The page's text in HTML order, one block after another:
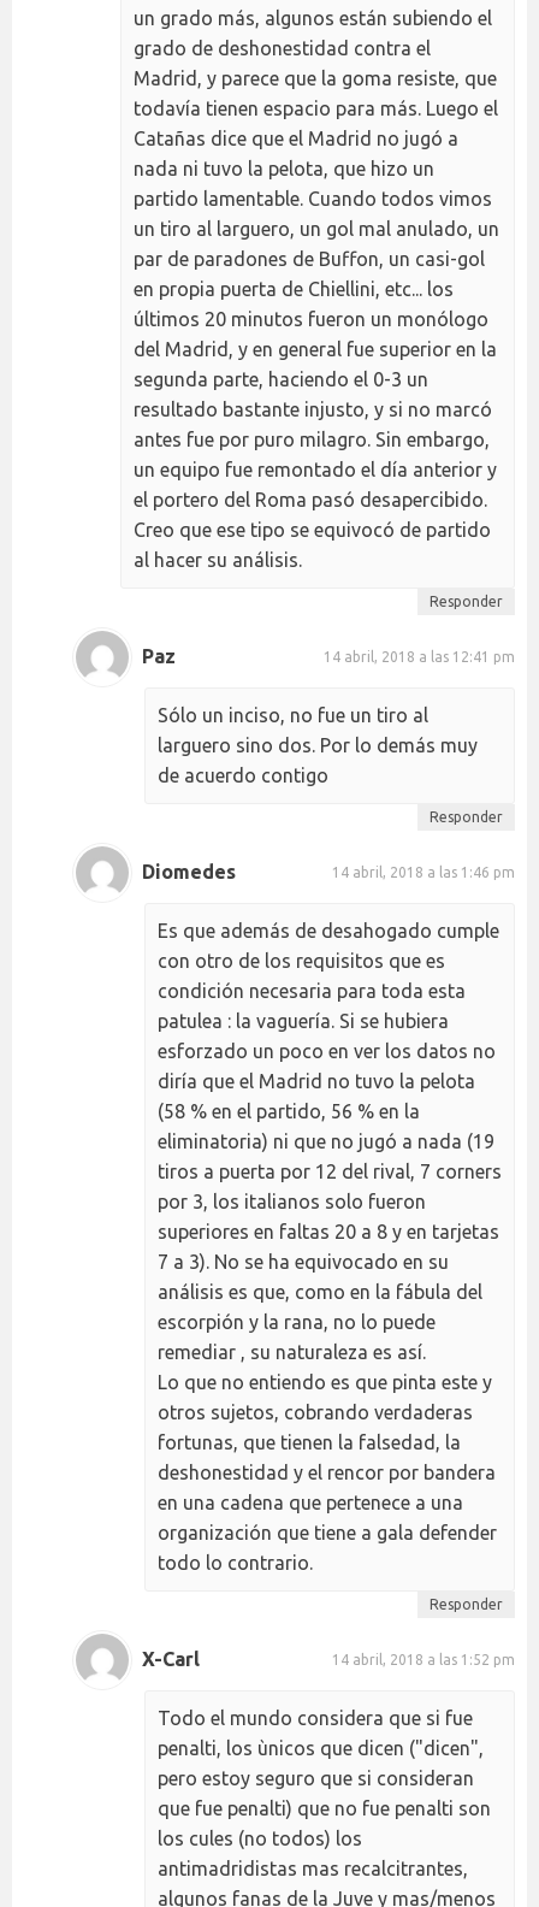
un grado más, algunos están subiendo el
grado de deshonestidad contra el
Madrid, y parece que la goma resiste, que
todavía tienen espacio para más. Luego el
Catañas dice que el Madrid no jugó a
nada ni tuvo la pelota, que hizo un
partido lamentable. Cuando todos vimos
un tiro al larguero, un gol mal anulado, un
par de paradones de Buffon, un casi-gol
en propia puerta de Chiellini, etc... los
últimos 20 minutos fueron un monólogo
del Madrid, y en general fue superior en la
segunda parte, haciendo el 0-3 un
resultado bastante injusto, y si no marcó
antes fue por puro milagro. Sin embargo,
un equipo fue remontado el día anterior y
el portero del Roma pasó desapercibido.
Creo que ese tipo se equivocó de partido
al hacer su análisis.
Responder
Paz 14 abril, 2018 a las 12:41 pm
Sólo un inciso, no fue un tiro al
larguero sino dos. Por lo demás muy
de acuerdo contigo
Responder
Diomedes 14 abril, 2018 a las 1:46 pm
Es que además de desahogado cumple
con otro de los requisitos que es
condición necesaria para toda esta
patulea : la vaguería. Si se hubiera
esforzado un poco en ver los datos no
diría que el Madrid no tuvo la pelota
(58 % en el partido, 56 % en la
eliminatoria) ni que no jugó a nada (19
tiros a puerta por 12 del rival, 7 corners
por 3, los italianos solo fueron
superiores en faltas 20 a 8 y en tarjetas
7 a 3). No se ha equivocado en su
análisis es que, como en la fábula del
escorpión y la rana, no lo puede
remediar , su naturaleza es así.
Lo que no entiendo es que pinta este y
otros sujetos, cobrando verdaderas
fortunas, que tienen la falsedad, la
deshonestidad y el rencor por bandera
en una cadena que pertenece a una
organización que tiene a gala defender
todo lo contrario.
Responder
X-Carl 14 abril, 2018 a las 1:52 pm
Todo el mundo considera que si fue
penalti, los ùnicos que dicen ("dicen",
pero estoy seguro que si consideran
que fue penalti) que no fue penalti son
los cules (no todos) los
antimadridistas mas recalcitrantes,
algunos fanas de la Juve y mas/menos